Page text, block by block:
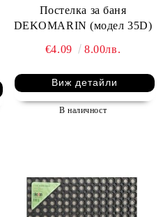
Постелка за баня
DEKOMARIN (модел 35D)
€4.09 8.00лв.
Виж детайли
В наличност